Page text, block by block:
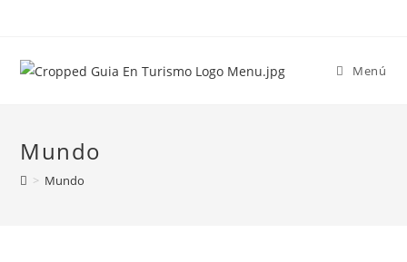
Menú
Mundo
> Mundo